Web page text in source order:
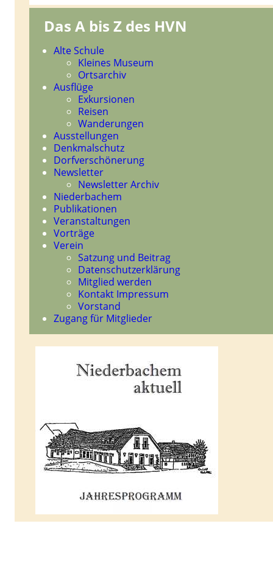
Das A bis Z des HVN
Navigation
überspringen
Alte Schule
Kleines Museum
Ortsarchiv
Ausflüge
Exkursionen
Reisen
Wanderungen
Ausstellungen
Denkmalschutz
Dorfverschönerung
Newsletter
Newsletter Archiv
Niederbachem
Publikationen
Veranstaltungen
Vorträge
Verein
Satzung und Beitrag
Datenschutzerklärung
Mitglied werden
Kontakt Impressum
Vorstand
Zugang für Mitglieder